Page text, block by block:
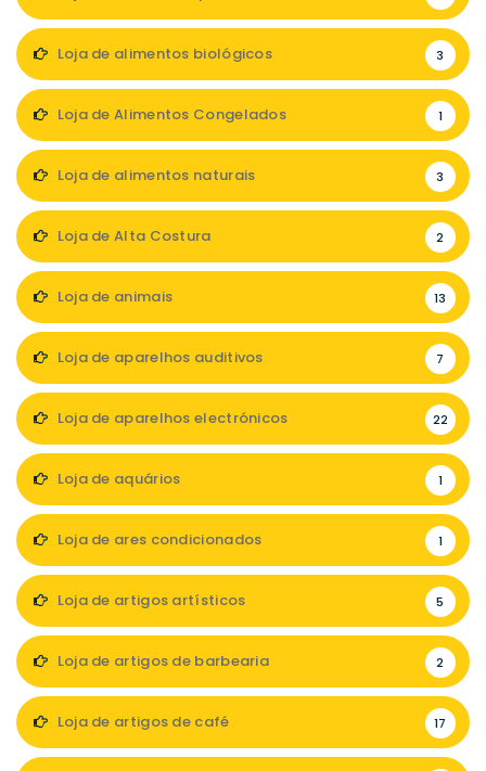
Loja de alimentos biológicos 3
Loja de Alimentos Congelados 1
Loja de alimentos naturais 3
Loja de Alta Costura 2
Loja de animais 13
Loja de aparelhos auditivos 7
Loja de aparelhos electrónicos 22
Loja de aquários 1
Loja de ares condicionados 1
Loja de artigos artísticos 5
Loja de artigos de barbearia 2
Loja de artigos de café 17